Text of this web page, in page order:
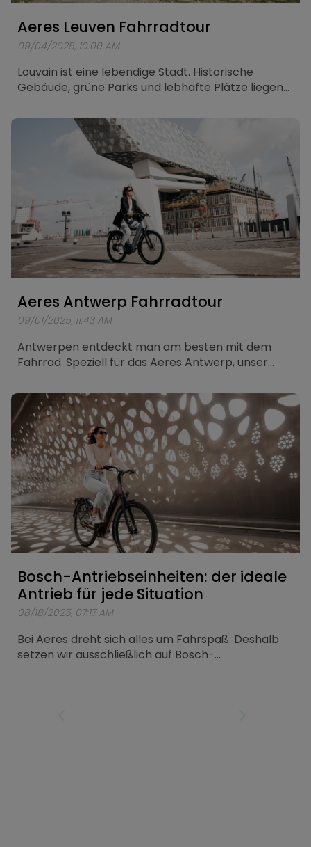
Aeres Leuven Fahrradtour
09/04/2025, 10:00 AM
Louvain ist eine lebendige Stadt. Historische
Gebäude, grüne Parks und lebhafte Plätze liegen
Stadt mit dem Aeres Leuven zu entdecken?
Speziell für dieses elektrische Stadtrad wurde eine
Route von etwa 25 Kilometern angelegt, die Sie zu
den schönsten Orten von Louvain führt.
Aeres Antwerp Fahrradtour
09/01/2025, 11:43 AM
Antwerpen entdeckt man am besten mit dem
Fahrrad. Speziell für das Aeres Antwerp, unser
vereint, wurde nun eine einzigartige Fahrradtour
entwickelt. Eine Schleife von etwa 25 Kilometern
führt an den bekanntesten Sehenswürdigkeiten
der Stadt vorbei.
Bosch-Antriebseinheiten: der ideale
Antrieb für jede Situation
08/18/2025, 07:17 AM
Bei Aeres dreht sich alles um Fahrspaß. Deshalb
setzen wir ausschließlich auf Bosch-